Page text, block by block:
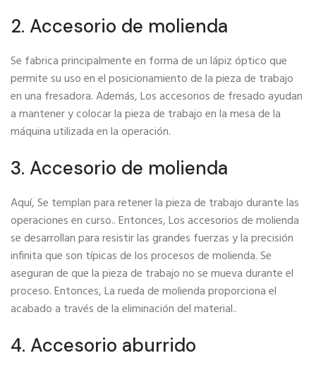
2. Accesorio de molienda
Se fabrica principalmente en forma de un lápiz óptico que
permite su uso en el posicionamiento de la pieza de trabajo
en una fresadora. Además, Los accesorios de fresado ayudan
a mantener y colocar la pieza de trabajo en la mesa de la
máquina utilizada en la operación.
3. Accesorio de molienda
Aquí, Se templan para retener la pieza de trabajo durante las
operaciones en curso.. Entonces, Los accesorios de molienda
se desarrollan para resistir las grandes fuerzas y la precisión
infinita que son típicas de los procesos de molienda. Se
aseguran de que la pieza de trabajo no se mueva durante el
proceso. Entonces, La rueda de molienda proporciona el
acabado a través de la eliminación del material..
4. Accesorio aburrido